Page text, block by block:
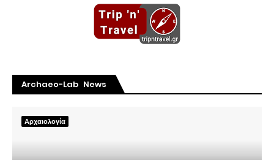
Archaeo-Lab News
Αρχαιολογία